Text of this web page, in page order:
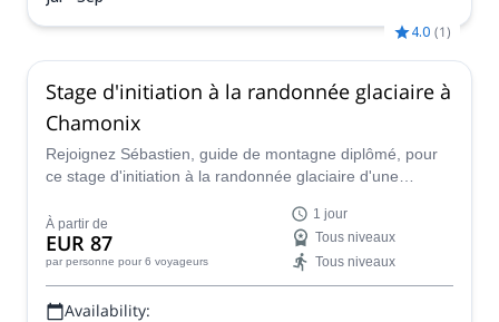
4.0 (1)
Stage d'initiation à la randonnée glaciaire à
Chamonix
Rejoignez Sébastien, guide de montagne diplômé, pour
ce stage d'initiation à la randonnée glaciaire d'une
À partir de
EUR 87
par personne pour 6 voyageurs
1 jour
Tous niveaux
Tous niveaux
Availability: